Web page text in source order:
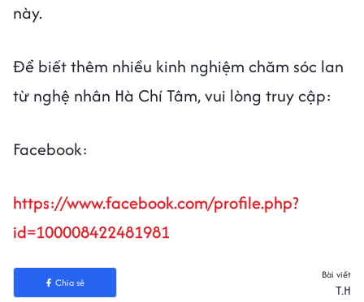
này.
Để biết thêm nhiều kinh nghiệm chăm sóc lan
từ nghệ nhân Hà Chí Tâm, vui lòng truy cập:
Facebook:
https://www.facebook.com/profile.php?
id=100008422481981
Chia sẻ
Bài viết
T.H